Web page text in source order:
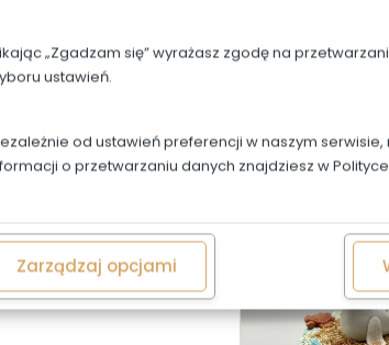
„Zgadzam się” wyrażasz zgodę na
ustawień.
od ustawień preferencji w naszym
o przetwarzaniu danych znajdziesz w
Zarządzaj opcjami
293. Stitch